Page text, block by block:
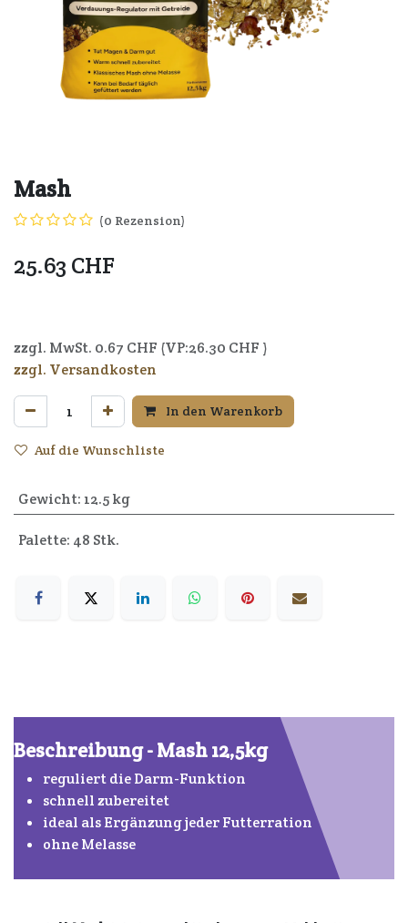
Mash
(0 Rezension)
25.63 CHF
zzgl. MwSt. 0.67 CHF (VP:26.30 CHF )
zzgl. Versandkosten
In den Warenkorb
Auf die Wunschliste
Gewicht: 12.5 kg
Palette: 48 Stk.
Beschreibung - Mash 12,5kg
reguliert die Darm-Funktion
schnell zubereitet
ideal als Ergänzung jeder Futterration
ohne Melasse